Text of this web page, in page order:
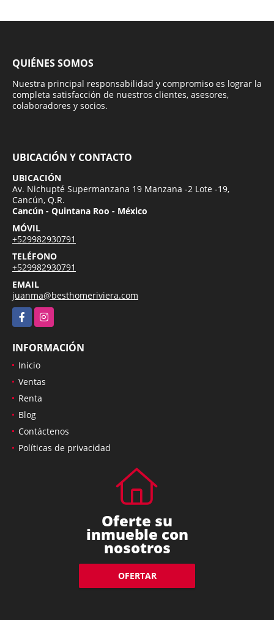
QUIÉNES SOMOS
Nuestra principal responsabilidad y compromiso es lograr la
completa satisfacción de nuestros clientes, asesores,
colaboradores y socios.
UBICACIÓN Y CONTACTO
UBICACIÓN
Av. Nichupté Supermanzana 19 Manzana -2 Lote -19,
Cancún, Q.R.
Cancún - Quintana Roo - México
MÓVIL
+529982930791
TELÉFONO
+529982930791
EMAIL
juanma@besthomeriviera.com
FacebookInstagram
INFORMACIÓN
Inicio
Ventas
Renta
Blog
Contáctenos
Políticas de privacidad
Oferte su
inmueble con
nosotros
OFERTAR